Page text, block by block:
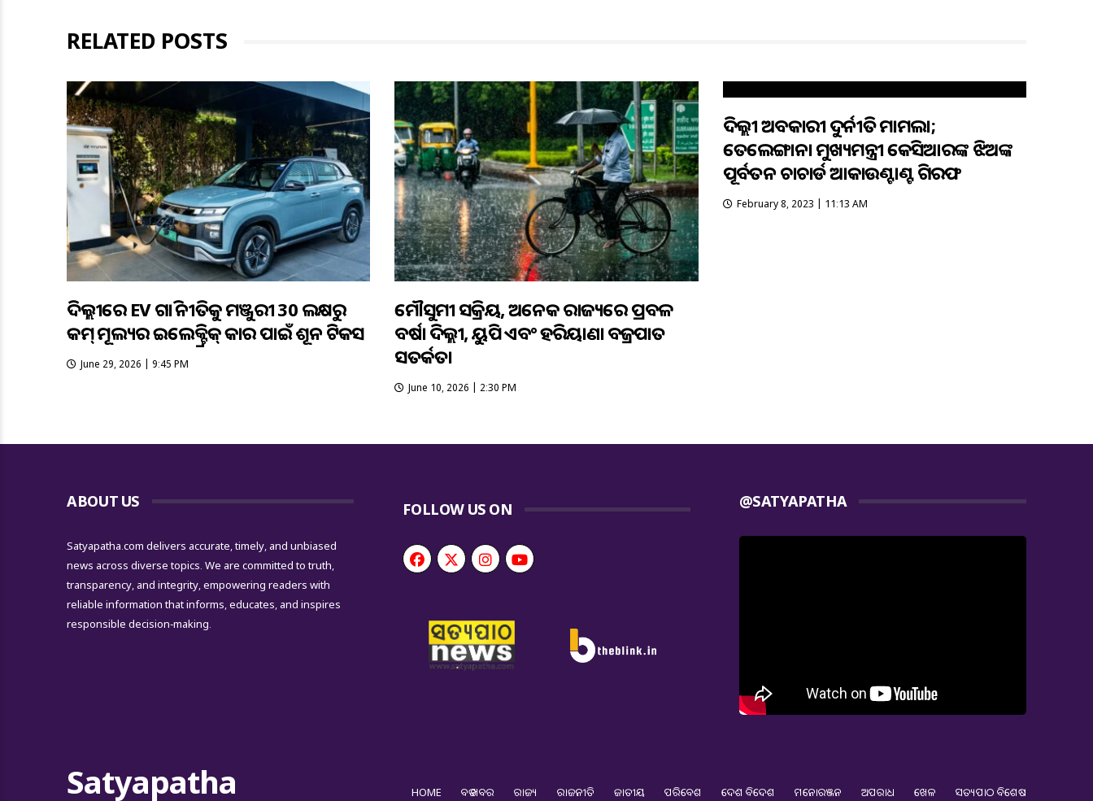
RELATED POSTS
ଦିଲ୍ଲୀରେ EV ଗାଡ଼ି ନୀତିକୁ ମଞ୍ଜୁରୀ 30 ଲକ୍ଷରୁ
କମ୍ ମୂଲ୍ୟର ଇଲେକ୍ଟ୍ରିକ୍ କାର ପାଇଁ ଶୂନ ଟିକସ
June 29, 2026 | 9:45 PM
ମୌସୁମୀ ସକ୍ରିୟ, ଅନେକ ରାଜ୍ୟରେ ପ୍ରବଳ
ବର୍ଷା ଦିଲ୍ଲୀ, ୟୁପି ଏବଂ ହରିୟାଣା ବଜ୍ରପାତ
ସତର୍କତା
June 10, 2026 | 2:30 PM
ଦିଲ୍ଲୀ ଅବକାରୀ ଦୁର୍ନୀତି ମାମଲା;
ତେଲେଙ୍ଗାନା ମୁଖ୍ୟମନ୍ତ୍ରୀ କେସିଆରଙ୍କ ଝିଅଙ୍କ
ପୂର୍ବତନ ଚାଚାର୍ଡ ଆକାଉଣ୍ଟାଣ୍ଟ ଗିରଫ
February 8, 2023 | 11:13 AM
ABOUT US
Satyapatha.com delivers accurate, timely, and unbiased
news across diverse topics. We are committed to truth,
transparency, and integrity, empowering readers with
reliable information that informs, educates, and inspires
responsible decision-making.
FOLLOW US ON @SATYAPATHA
Satyapatha HOME ବଡ ଖବର ରାଜ୍ୟ ରାଜନୀତି ଜାତୀୟ ପରିବେଶ ଦେଶ ବିଦେଶ ମନୋରଞ୍ଜନ ଅପରାଧ ଖେଳ ସତ୍ୟପାଠ ବିଶେଷ